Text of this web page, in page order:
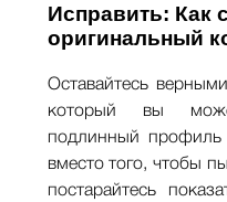
Исправить: Как
оригинальный
Оставайтесь
который вы
подлинный
вместо того, чтобы
постарайтесь